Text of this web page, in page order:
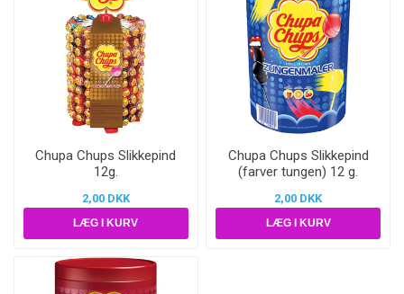
Chupa Chups Slikkepind
12g.
2,00 DKK
Chupa Chups Slikkepind
(farver tungen) 12 g.
2,00 DKK